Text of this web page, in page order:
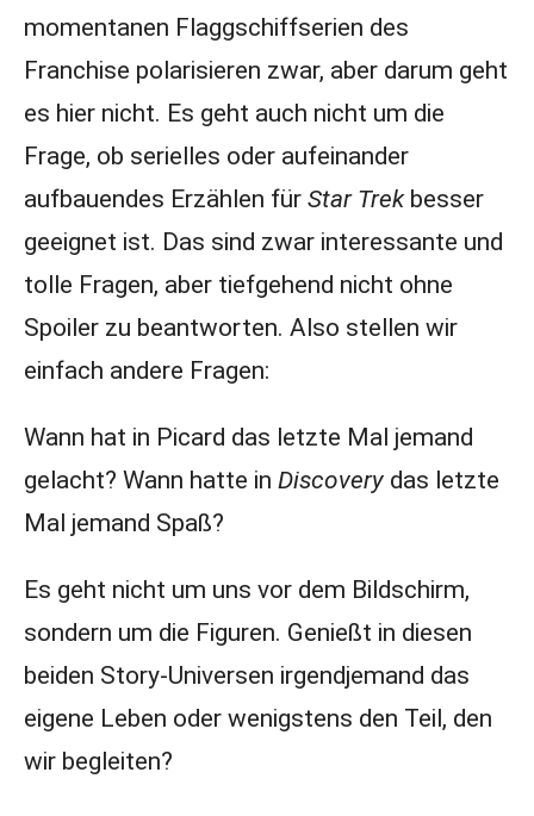
momentanen Flaggschiffserien des
Franchise polarisieren zwar, aber darum geht
es hier nicht. Es geht auch nicht um die
Frage, ob serielles oder aufeinander
aufbauendes Erzählen für Star Trekbesser
geeignet ist. Das sind zwar interessante und
tolle Fragen, aber tiefgehend nicht ohne
Spoiler zu beantworten. Also stellen wir
einfach andere Fragen:
Wann hat in Picard das letzte Mal jemand
gelacht? Wann hatte in Discoverydas letzte
Mal jemand Spaß?
Es geht nicht um uns vor dem Bildschirm,
sondern um die Figuren. Genießt in diesen
beiden Story-Universen irgendjemand das
eigene Leben oder wenigstens den Teil, den
wir begleiten?